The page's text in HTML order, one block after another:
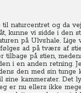
til naturcentret og da
kunne vi sidde i den
på Ulvshale. Lige
ad på tværs af
tilbage på stien,
i en anden retning.
den med sin
sine kammerater. Det
er nu ellers ikke